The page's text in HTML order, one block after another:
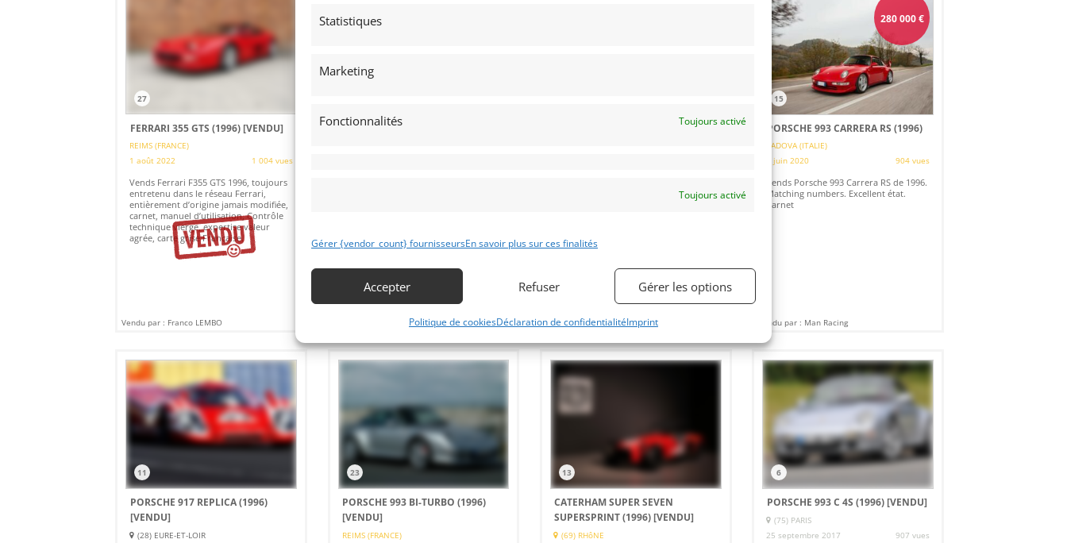
Statistiques
Marketing
Fonctionnalités Toujours activé
Toujours activé
Gérer {vendor_count} fournisseursEn savoir plus sur ces finalités
Accepter Refuser Gérer les options
Politique de cookiesDéclaration de confidentialitéImprint
27
FERRARI 355 GTS (1996)[VENDU]
REIMS (FRANCE)
1 août 2022
1 004 vues
Vends Ferrari F355 GTS 1996, toujours
entretenu dans le réseau Ferrari,
entièrement d’origine jamais modifiée,
carnet, manuel d’utilisation, Contrôle
technique vierge, expertise valeur
agrée, carte grise Française.
Vendu par : Franco LEMBO
PORSCHE 993 RS 1996 (1996)
carnet d’entretien et nombreuses
Vendu par : Franco LEMBO
Vends Dodge Viper RT10 de 1996. V10 8
Vendu par : Mecanicimport
280 000€
15
PORSCHE 993 CARRERA RS (1996)
PADOVA (ITALIE)
8 juin 2020
904 vues
Vends Porsche 993 Carrera RS de 1996.
Matching numbers. Excellent état.
Carnet
Vendu par : Man Racing
11
PORSCHE 917 REPLICA (1996)
[VENDU]
(28) EURE-ET-LOIR
23
PORSCHE 993 BI-TURBO (1996)
[VENDU]
REIMS (FRANCE)
13
CATERHAM SUPER SEVEN
SUPERSPRINT (1996)[VENDU]
(69) RHôNE
6
PORSCHE 993 C 4S (1996)[VENDU]
(75) PARIS
25 septembre 2017
907 vues